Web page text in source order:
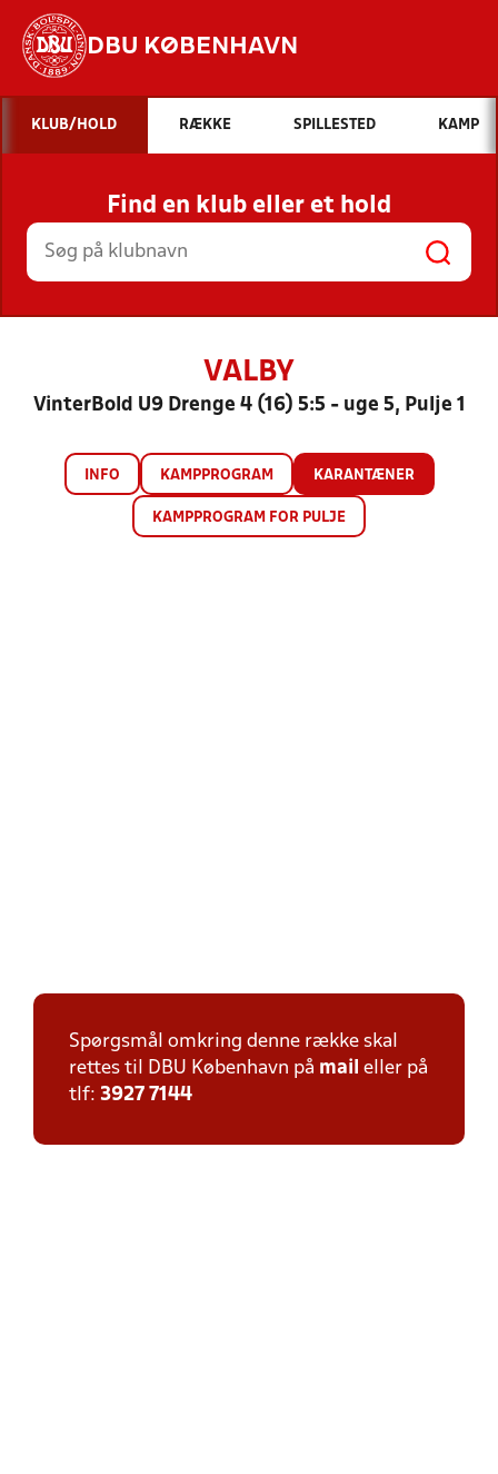
DBU KØBENHAVN
Hvad vil du søge efter?
INDHOLD OG NYHEDER
STILLINGER, RESULTATER, KLUBBER OG
HOLD
KLUB/HOLD RÆKKE SPILLESTED KAMP
Find en klub eller et hold
VALBY
VinterBold U9 Drenge 4 (16) 5:5 - uge 5, Pulje 1
INFO KAMPPROGRAM KARANTÆNER
KAMPPROGRAM FOR PULJE
Spørgsmål omkring denne række skal
rettes til DBU København på mail eller på
tlf: 3927 7144